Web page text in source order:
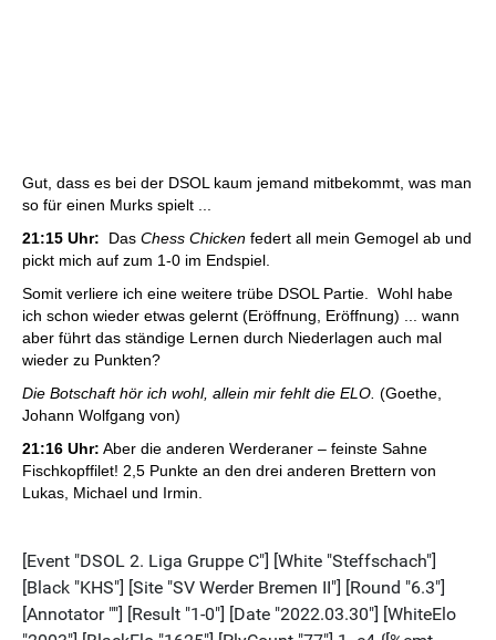
Gut, dass es bei der DSOL kaum jemand mitbekommt, was man
so für einen Murks spielt ...
21:15 Uhr: Das Chess Chicken federt all mein Gemogel ab und
pickt mich auf zum 1-0 im Endspiel.
Somit verliere ich eine weitere trübe DSOL Partie. Wohl habe
ich schon wieder etwas gelernt (Eröffnung, Eröffnung) ... wann
aber führt das ständige Lernen durch Niederlagen auch mal
wieder zu Punkten?
Die Botschaft hör ich wohl, allein mir fehlt die ELO. (Goethe,
Johann Wolfgang von)
21:16 Uhr: Aber die anderen Werderaner – feinste Sahne
Fischkopffilet! 2,5 Punkte an den drei anderen Brettern von
Lukas, Michael und Irmin.